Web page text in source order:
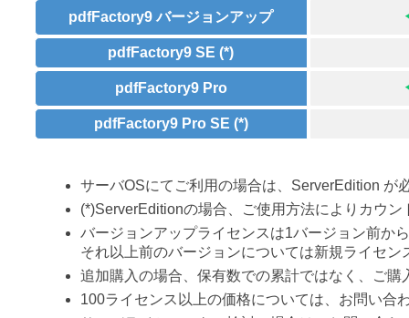
pdfFactory9 バージョンアップ
pdfFactory9 SE (*)
pdfFactory9 Pro
pdfFactory9 Pro SE (*)
サーバOSにてご利用の場合は、ServerEdition が
(*)ServerEditionの場合、ご使用方法によりカウ
バージョンアップライセンスは1バージョン前か
それ以上前のバージョンについては新規ライセン
追加購入の場合、保有数での累計ではなく、ご
100ライセンス以上の価格については、お問い合